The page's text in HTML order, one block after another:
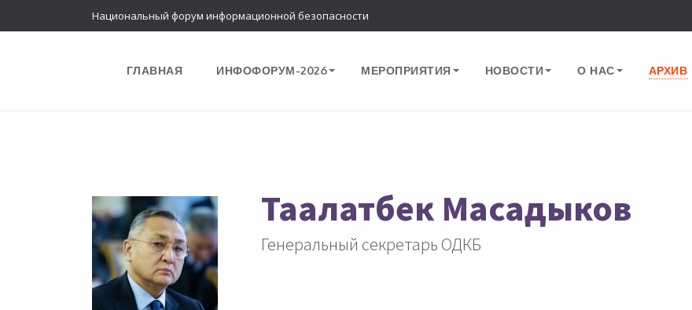
Национальный форум информационной безопасности
ГЛАВНАЯ ИНФОФОРУМ-2026 МЕРОПРИЯТИЯ НОВОСТИ О НАС АРХИВ
Таалатбек Масадыков
Генеральный секретарь ОДКБ